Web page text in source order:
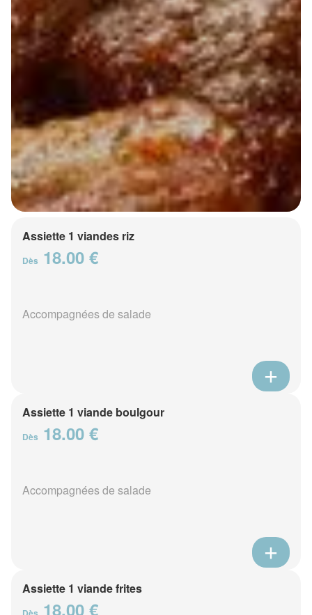
Assiette 1 viandes riz
Dès 18.00 €
Accompagnées de salade
Assiette 1 viande boulgour
Dès 18.00 €
Accompagnées de salade
Assiette 1 viande frites
18.00 €